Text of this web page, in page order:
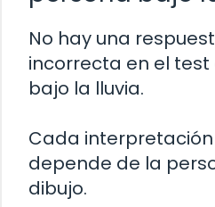
No hay una
incorrecta en el
bajo la lluvia.
Cada interpretación
depende de la
dibujo.